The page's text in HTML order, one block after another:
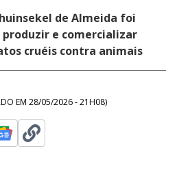
de Almeida foi
produzir e comercializar
cruéis contra animais
EM 28/05/2026 - 21H08)